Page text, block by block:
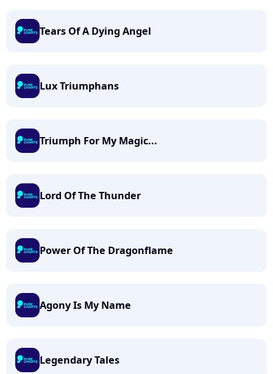
Tears Of A Dying Angel
Lux Triumphans
Triumph For My Magic...
Lord Of The Thunder
Power Of The Dragonflame
Agony Is My Name
Legendary Tales